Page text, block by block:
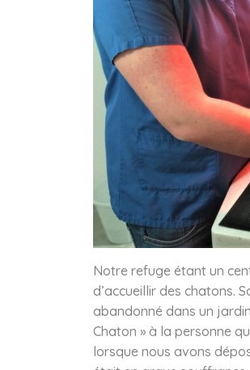
Notre refuge étant un
d’accueillir des chatons.
abandonné dans un
Chaton » à la personne
lorsque nous avons